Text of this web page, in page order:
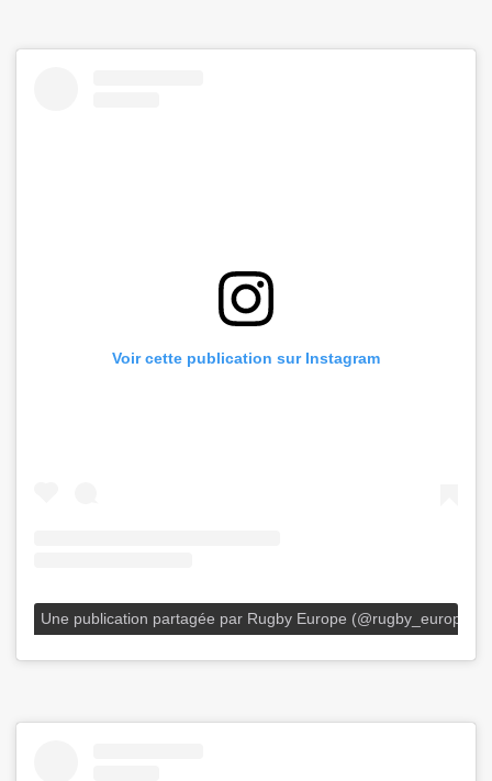
Voir cette publication sur Instagram
Une publication partagée par Rugby Europe (@rugby_europe)